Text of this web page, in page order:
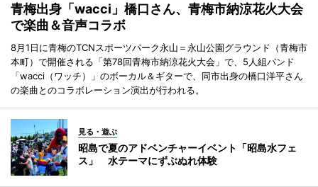
青梅出身「wacci」橋口さん、青梅市納涼花火大会
で楽曲＆音声コラボ
8月1日に青梅のTCNスポーツパーク永山＝永山公園グラウンド（青梅市
本町）で開催される「第78回青梅市納涼花火大会」で、5人組バンド
「wacci（ワッチ）」のボーカル＆ギターで、同市出身の橋口洋平さん
の楽曲とのコラボレーション演出が行われる。
見る・遊ぶ
昭島で夏のアドベンチャーイベント「昭島水フェ
ス」 水テーマにずぶぬれ体験